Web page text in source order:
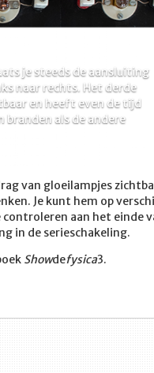
je steeds de aansluiting
naar rechts. Het derde
en heeft even de tijd
als de andere
van gloeilampjes
Je kunt hem op
aan het einde
in de serieschakeling.
Showdefysica3.